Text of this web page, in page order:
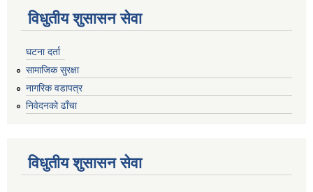
विधुतीय शुसासन सेवा
घटना दर्ता
सामाजिक सुरक्षा
नागरिक वडापत्र
निवेदनको ढाँचा
विधुतीय शुसासन सेवा